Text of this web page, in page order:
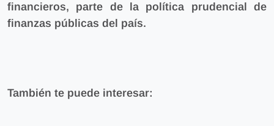
financieros, parte de la política prudencial de
finanzas públicas del país.
También te puede interesar: